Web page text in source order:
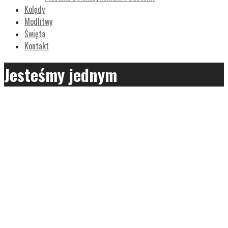
Kolędy
Modlitwy
Święta
Kontakt
Jesteśmy jednym